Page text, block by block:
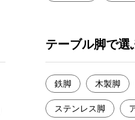
テーブル脚で選
鉄脚 木製脚
ステンレス脚